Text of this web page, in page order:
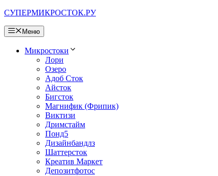
Перейти
содержимому
СУПЕРМИКРОСТОК.РУ
Меню
Микростоки
Лори
Озеро
Адоб Сток
Айсток
Бигсток
Магнифик (Фрипик)
Виктизи
Дримстайм
Понд5
Дизайнбандлз
Шаттерсток
Креатив Маркет
Депозитфотос